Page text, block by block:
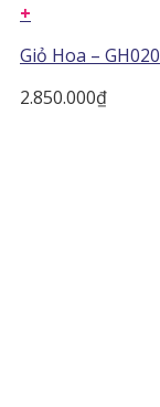
+
Giỏ Hoa – GH020
2.850.000₫